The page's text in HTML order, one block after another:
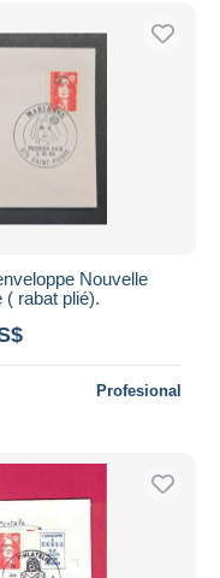
Nouvelle
( rabat plié).
Profesional